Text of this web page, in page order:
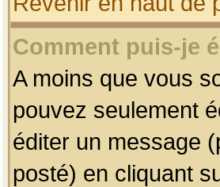
Comment puis-je
A moins que vous
pouvez seulement
éditer un message
posté) en cliquant